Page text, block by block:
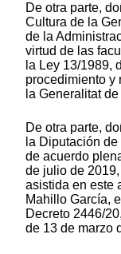
De otra parte,
Cultura de la
de la
virtud de las
la Ley 13/1989,
procedimiento y
la Generalitat
De otra parte,
la Diputación
de acuerdo
de julio de
asistida en este
Mahillo García,
Decreto 2446/
de 13 de marzo